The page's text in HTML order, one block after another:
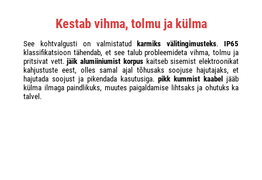
Kestab vihma, tolmu ja külma
See kohtvalgusti on valmistatud karmiks välitingimusteks.IP65
klassifikatsioon tähendab, et see talub probleemideta vihma, tolmu ja
pritsivat vett.jäik alumiiniumist korpuskaitseb sisemist elektroonikat
kahjustuste eest, olles samal ajal tõhusaks soojuse hajutajaks, et
hajutada soojust ja pikendada kasutusiga. pikk kummist kaabel jääb
külma ilmaga paindlikuks, muutes paigaldamise lihtsaks ja ohutuks ka
talvel.